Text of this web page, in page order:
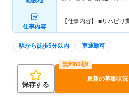
仕事内容
【仕事内容】 ■リハビリ
駅から徒歩5分以内 車通勤可
保存する
最新の募集状